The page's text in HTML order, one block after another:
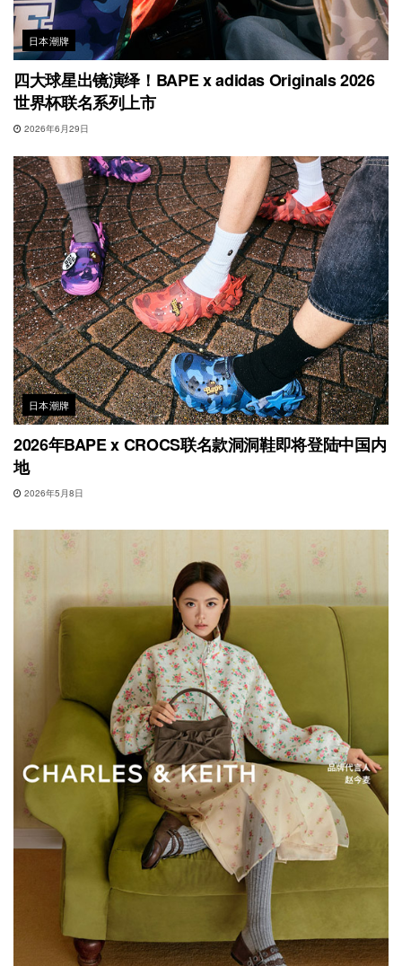
日本潮牌
四大球星出镜演绎！BAPE x adidas Originals 2026
世界杯联名系列上市
2026年6月29日
日本潮牌
2026年BAPE x CROCS联名款洞洞鞋即将登陆中国内
地
2026年5月8日